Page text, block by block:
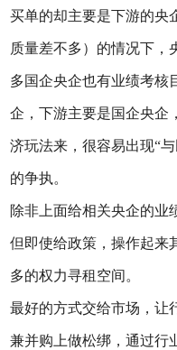
买单的却主要是下游的央
质量差不多）的情况下，
多国企央企也有业绩考核
企，下游主要是国企央企
济玩法来，很容易出现“
的争执。
除非上面给相关央企的业
但即使给政策，操作起来
多的权力寻租空间。
最好的方式交给市场，让
兼并购上做松绑，通过行